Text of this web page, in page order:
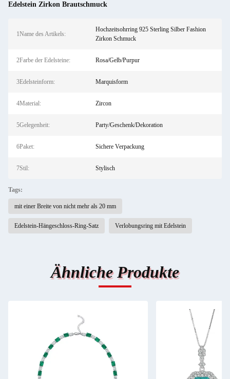
Edelstein Zirkon Brautschmuck
1Name des Artikels:
Hochzeitsohrring 925 Sterling Silber Fashion
Zirkon Schmuck
2Farbe der Edelsteine: Rosa/Gelb/Purpur
3Edelsteinform: Marquisform
4Material: Zircon
5Gelegenheit: Party/Geschenk/Dekoration
6Paket: Sichere Verpackung
7Stil: Stylisch
Tags:
mit einer Breite von nicht mehr als 20 mm
Edelstein-Hängeschloss-Ring-Satz Verlobungsring mit Edelstein
Ähnliche Produkte